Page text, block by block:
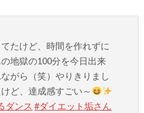
たけど、時間を作れずに
の地獄の100分を今日出来
がら（笑）やりきりまし
ど、達成感すごい～
ダンス #ダイエット垢さん